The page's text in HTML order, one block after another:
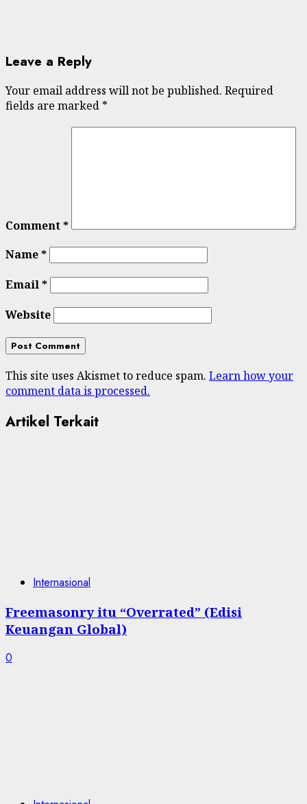
Leave a Reply
Your email address will not be published. Required
fields are marked *
Comment*
Name*
Email*
Website
This site uses Akismet to reduce spam. Learn how your
comment data is processed.
Artikel Terkait
Internasional
Freemasonry itu “Overrated” (Edisi
Keuangan Global)
0